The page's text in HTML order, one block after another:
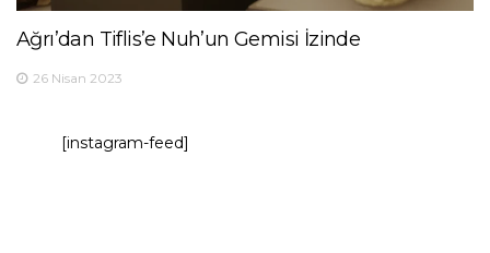
Ağrı’dan Tiflis’e Nuh’un Gemisi İzinde
26 Nisan 2023
[instagram-feed]